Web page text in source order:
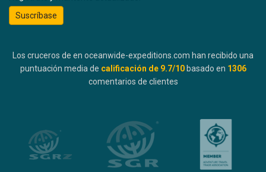
Suscríbase
Los cruceros de en oceanwide-expeditions.com han recibido una
puntuación media de calificación de 9.7/10 basado en 1306
comentarios de clientes